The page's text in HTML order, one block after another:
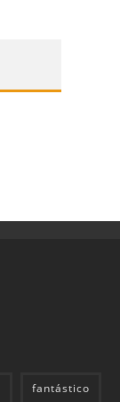
fantástico